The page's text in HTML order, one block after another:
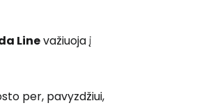
Linevažiuoja į
per, pavyzdžiui,